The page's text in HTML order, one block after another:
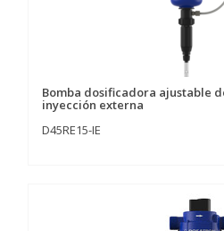
Bomba dosificadora ajustable
inyección externa
D45RE15-IE